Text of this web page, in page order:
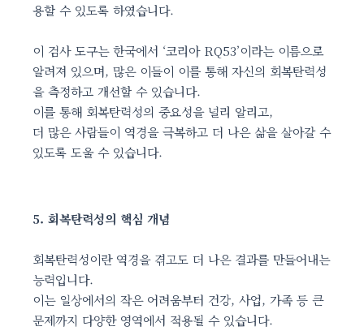
용할 수 있도록 하였습니다.
이 검사 도구는 한국에서 ‘코리아 RQ53’이라는 이름으로
알려져 있으며, 많은 이들이 이를 통해 자신의 회복탄력성
을 측정하고 개선할 수 있습니다.
이를 통해 회복탄력성의 중요성을 널리 알리고,
더 많은 사람들이 역경을 극복하고 더 나은 삶을 살아갈 수
있도록 도울 수 있습니다.
5. 회복탄력성의 핵심 개념
회복탄력성이란 역경을 겪고도 더 나은 결과를 만들어내는
능력입니다.
이는 일상에서의 작은 어려움부터 건강, 사업, 가족 등 큰
문제까지 다양한 영역에서 적용될 수 있습니다.